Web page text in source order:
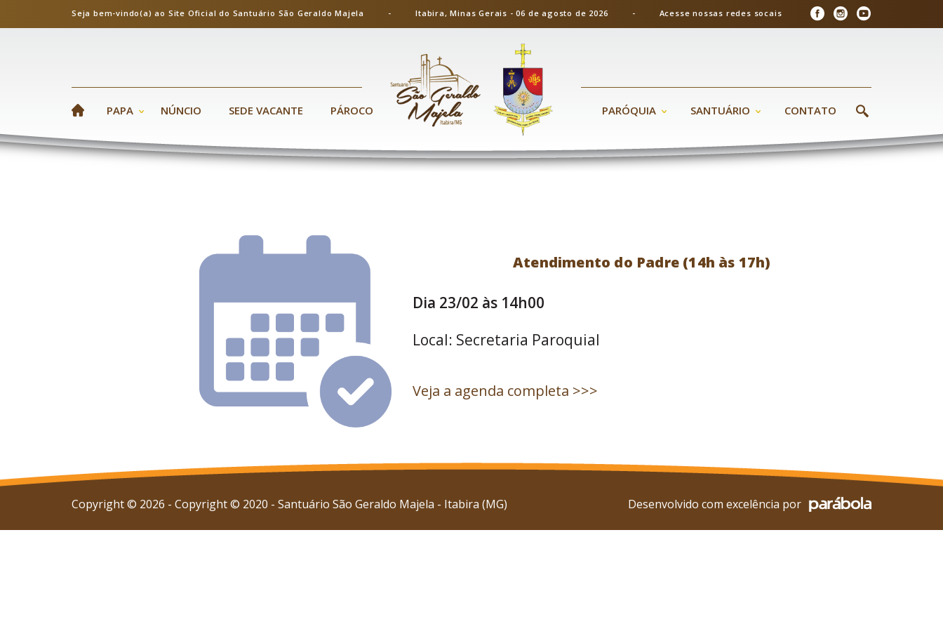
Seja bem-vindo(a) ao Site Oficial do Santuário São Geraldo Majela - Itabira, Minas Gerais - 06 de agosto de 2026 - Acesse nossas redes socais
PAPA NÚNCIO SEDE VACANTE PÁROCO PARÓQUIA SANTUÁRIO CONTATO
Atendimento do Padre (14h às 17h)
Dia 23/02 às 14h00
Local: Secretaria Paroquial
Veja a agenda completa >>>
Copyright © 2026 - Copyright © 2020 - Santuário São Geraldo Majela - Itabira (MG) Desenvolvido com excelência por